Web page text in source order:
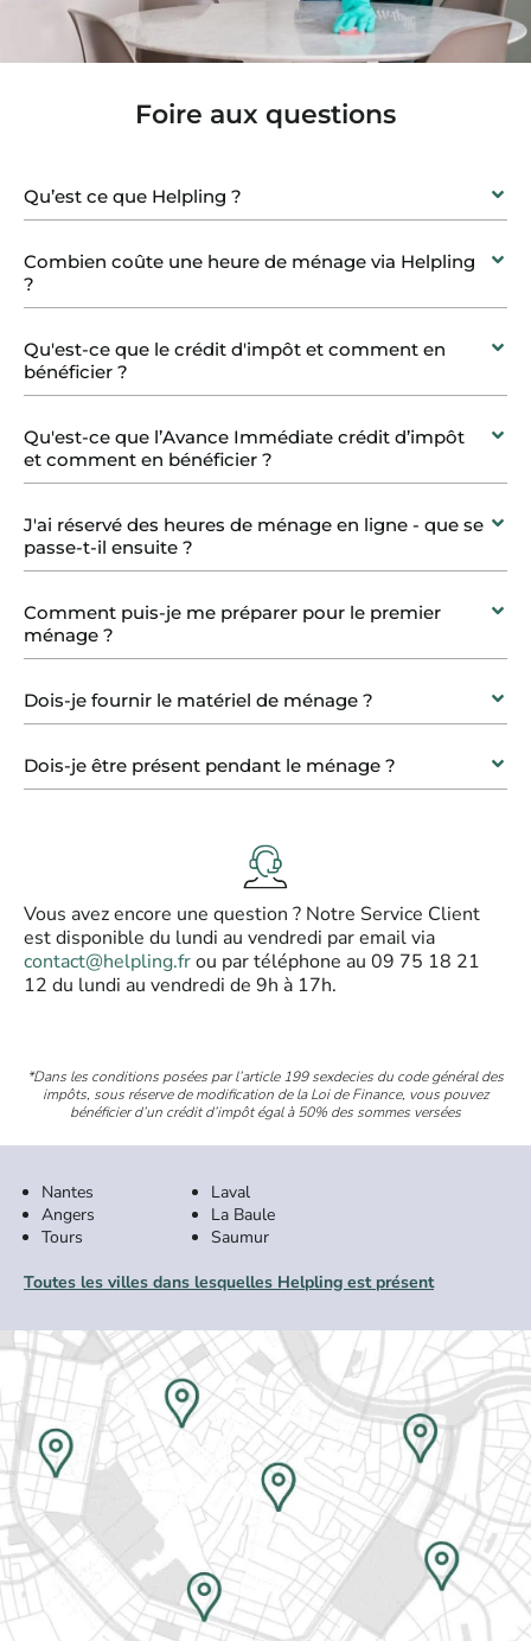
Foire aux questions
Qu’est ce que Helpling ?
Combien coûte une heure de ménage via Helpling
?
Qu'est-ce que le crédit d'impôt et comment en
bénéficier ?
Qu'est-ce que l’Avance Immédiate crédit d’impôt
et comment en bénéficier ?
J'ai réservé des heures de ménage en ligne - que se
passe-t-il ensuite ?
Comment puis-je me préparer pour le premier
ménage ?
Dois-je fournir le matériel de ménage ?
Dois-je être présent pendant le ménage ?
Vous avez encore une question ? Notre Service Client
est disponible du lundi au vendredi par email via
contact@helpling.frou par téléphone au 09 75 18 21
12 du lundi au vendredi de 9h à 17h.
*Dans les conditions posées par l’article 199 sexdecies du code général des
impôts, sous réserve de modification de la Loi de Finance, vous pouvez
bénéficier d’un crédit d’impôt égal à 50% des sommes versées
Nantes
Angers
Tours
Laval
La Baule
Saumur
Toutes les villes dans lesquelles Helpling est présent